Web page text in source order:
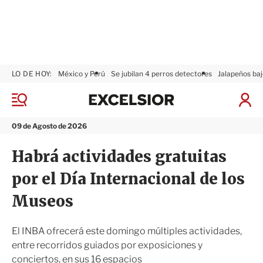
M
n
09 de Agosto de 2026
LO DE HOY: México y Perú Se jubilan 4 perros detectores Jalapeños
I
x
i
r
Habrá actividades gratuitas
por el Día Internacional de los
Museos
El INBA ofrecerá este domingo múltiples actividades,
entre recorridos guiados por exposiciones y
conciertos, en sus 16 espacios